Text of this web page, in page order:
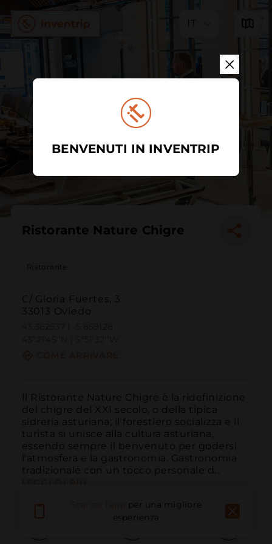
IT
Ristorante Nature Chigre
Ristorante
C/ Gloria Fuertes, 3
33013 Oviedo
Il Ristorante Nature Chigre è la ridefinizione
del chigre del XXI secolo, o della tipica
sidreria asturiana; il forestiero socializza e il
turista si unisce alla cultura asturiana,
essendo sempre il benvenuto per godersi
l'atmosfera e la gastronomia. Gastronomia
tradizionale con un tocco personale d...
per una migliore
esperienza
BENVENUTI IN INVENTRIP